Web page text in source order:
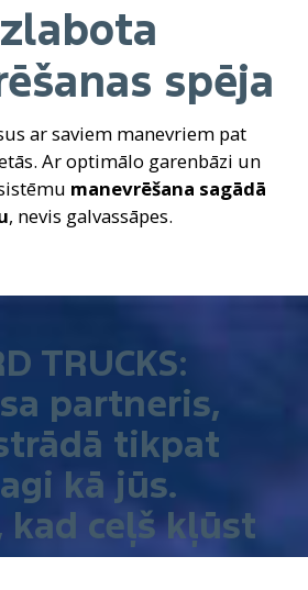
spēja
ar saviem manevriem pat
Ar optimālo garenbāzi un
manevrēšana sagādā
, nevis galvassāpes.
TRUCKS:
partneris,
tikpat
kā jūs.
kad ceļš kļūst
smags.